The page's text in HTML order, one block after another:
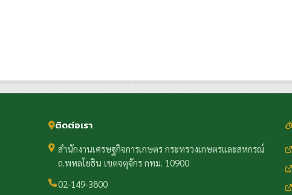
ติดต่อเรา
สำนักงานเศรษฐกิจการเกษตร กระทรวงเกษตรและสหกรณ์
ถ.พหลโยธิน เขตจตุจักร กทม. 10900
02-149-3800